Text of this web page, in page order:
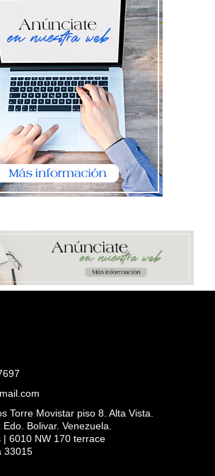
Torre Movistar piso 8. Alta Vista.
Bolivar. Venezuela.
| 6010 NW 170 terrace
33015